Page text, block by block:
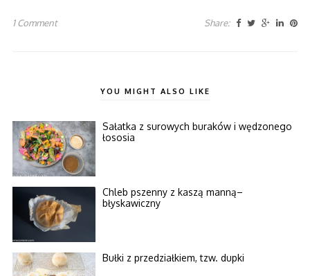
1 Comment Share:
YOU MIGHT ALSO LIKE
Sałatka z surowych buraków i wędzonego
łososia
Chleb pszenny z kaszą manną–
błyskawiczny
Bułki z przedziałkiem, tzw. dupki